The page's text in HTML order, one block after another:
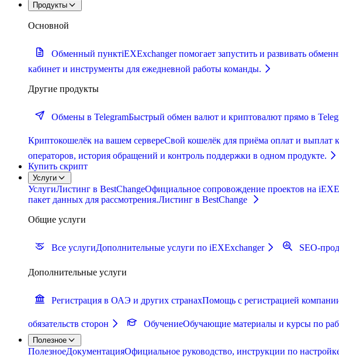
Продукты
Основной
Обменный пунктiEXExchanger помогает запустить и развивать
кабинет и инструменты для ежедневной работы команды.
Другие продукты
Обмены в TelegramБыстрый обмен валют и криптовалют прямо в
Криптокошелёк на вашем сервереСвой кошелёк для приёма оплат и выплат
операторов, история обращений и контроль поддержки в одном продукте.
Купить скрипт
Услуги
УслугиЛистинг в BestChangeОфициальное сопровождение проектов на
пакет данных для рассмотрения.Листинг в BestChange
Общие услуги
Все услугиДополнительные услуги по iEXExchanger SEO-
Дополнительные услуги
Регистрация в ОАЭ и других странахПомощь с регистрацией
обязательств сторон ОбучениеОбучающие материалы и курсы по
Полезное
ПолезноеДокументацияОфициальное руководство, инструкции по